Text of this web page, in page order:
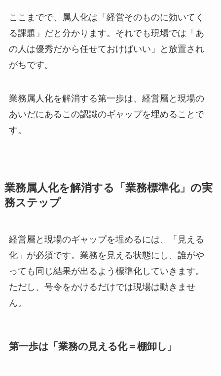
ここまでで、属人化は「経営そのものに効いてく
る課題」だと分かります。それでも現場では「あ
の人は優秀だから任せておけばいい」と放置され
がちです。
業務属人化を解消する第一歩は、経営層と現場の
あいだにあるこの認識のギャップを埋めることで
す。
業務属人化を解消する「業務標準化」の実
務ステップ
経営層と現場のギャップを埋めるには、「見える
化」が必須です。業務を見える状態にし、誰がや
っても同じ結果が出るよう標準化していきます。
ただし、号令をかけるだけでは現場は動きませ
ん。
第一歩は「業務の見える化＝棚卸し」